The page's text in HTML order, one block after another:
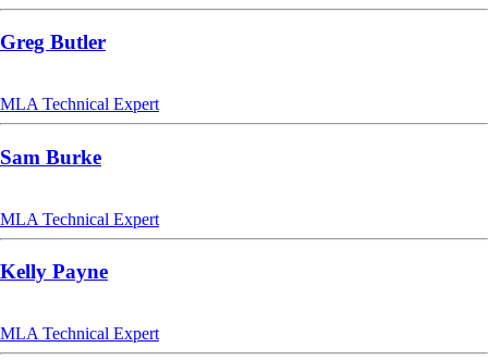
Greg Butler
MLA Technical Expert
Sam Burke
MLA Technical Expert
Kelly Payne
MLA Technical Expert